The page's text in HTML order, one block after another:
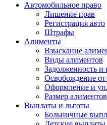
Автомобильное право
Лишение прав
Регистрация авто
Штрафы
Алименты
Взыскание
Виды алиментов
Задолженность и
Освобождение
Оформление и
Размер алиментов
Выплаты и льготы
Больничные